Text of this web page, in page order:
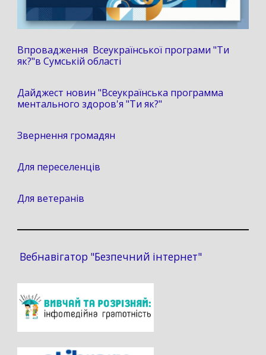
Впровадження Всеукраїнської програми "Ти
як?"в Сумській області
Дайджест новин "Всеукраїнська программа
ментального здоров'я "Ти як?"
Звернення громадян
Для переселенців
Для ветеранів
Вебнавігатор "Безпечний інтернет"